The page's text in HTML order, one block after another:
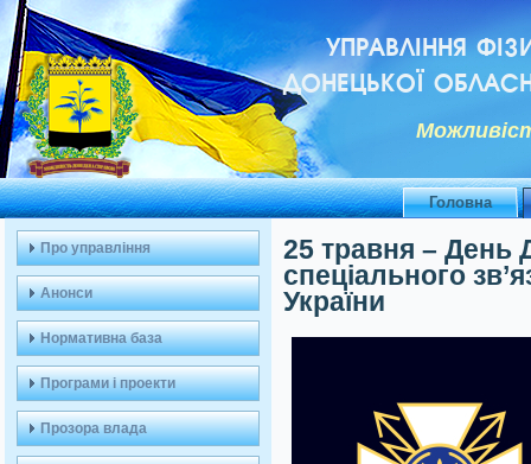
УПРАВЛІННЯ
ДОНЕЦЬКОЇ
Головна
Про управління
Анонси
Нормативна база
Програми і проекти
Прозора влада
25 травня – День
спеціального
України